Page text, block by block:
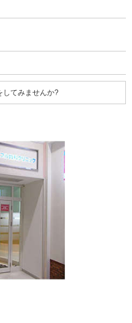
してみませんか?